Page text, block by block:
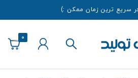
سریع ترین زمان ممکن :)
0